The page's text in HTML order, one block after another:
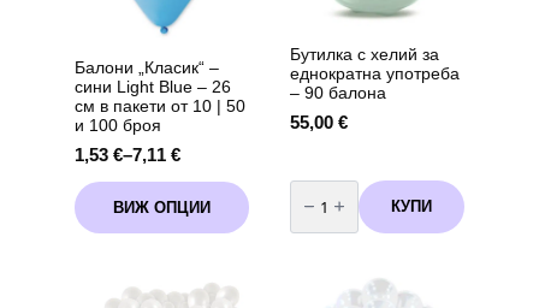
Балони „Класик“ –
сини Light Blue – 26
см в пакети от 10 | 50
и 100 броя
1,53 €–7,11 €
Price
range:
1,53 €
through
ВИЖ ОПЦИИ
This
product
has
Бутилка с хелий за
еднократна употреба
– 90 балона
55,00 €
количество
за
Бутилка
с
еднократна
употреба
КУПИ